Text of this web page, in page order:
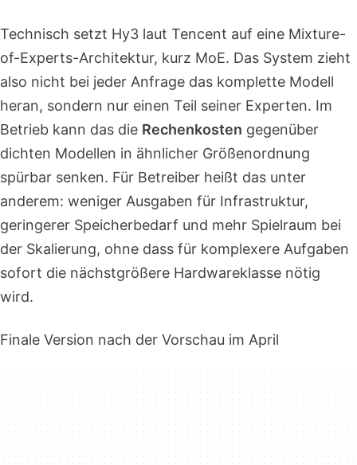
Technisch setzt Hy3 laut Tencent auf eine Mixture-
of-Experts-Architektur, kurz MoE. Das System zieht
also nicht bei jeder Anfrage das komplette Modell
heran, sondern nur einen Teil seiner Experten. Im
Betrieb kann das die Rechenkosten gegenüber
dichten Modellen in ähnlicher Größenordnung
spürbar senken. Für Betreiber heißt das unter
anderem: weniger Ausgaben für Infrastruktur,
geringerer Speicherbedarf und mehr Spielraum bei
der Skalierung, ohne dass für komplexere Aufgaben
sofort die nächstgrößere Hardwareklasse nötig
wird.
Finale Version nach der Vorschau im April